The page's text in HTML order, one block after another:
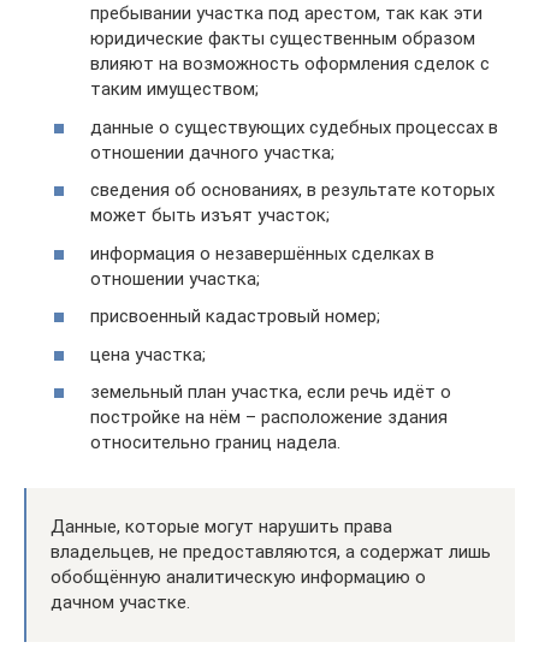
пребывании участка под арестом, так как эти
юридические факты существенным образом
влияют на возможность оформления сделок с
таким имуществом;
данные о существующих судебных процессах в
отношении дачного участка;
сведения об основаниях, в результате которых
может быть изъят участок;
информация о незавершённых сделках в
отношении участка;
присвоенный кадастровый номер;
цена участка;
земельный план участка, если речь идёт о
постройке на нём – расположение здания
относительно границ надела.
Данные, которые могут нарушить права
владельцев, не предоставляются, а содержат лишь
обобщённую аналитическую информацию о
дачном участке.